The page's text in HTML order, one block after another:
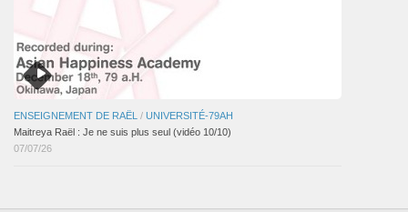
ENSEIGNEMENT DE RAËL / UNIVERSITÉ-79AH
Maitreya Raël : Je ne suis plus seul (vidéo 10/10)
07/07/26